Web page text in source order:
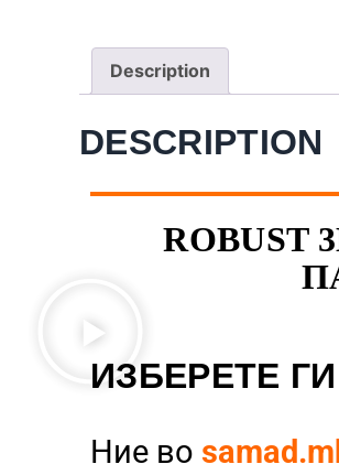
Description
DESCRIPTION
ROBUST
ИЗБЕРЕТЕ
Ние во